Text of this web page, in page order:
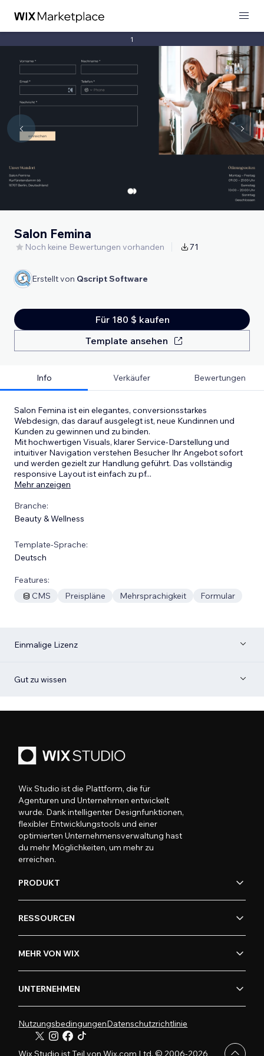
1
Salon Femina
Noch keine Bewertungen vorhanden 71
Erstellt von Qscript Software
Für 180 $ kaufen
Template ansehen
Info Verkäufer Bewertungen
Salon Femina ist ein elegantes, conversionsstarkes
Webdesign, das darauf ausgelegt ist, neue Kundinnen und
Kunden zu gewinnen und zu binden.
Mit hochwertigen Visuals, klarer Service-Darstellung und
intuitiver Navigation verstehen Besucher Ihr Angebot sofort
und werden gezielt zur Handlung geführt. Das vollständig
responsive Layout ist einfach zu pf...
Mehr anzeigen
Branche:
Beauty & Wellness
Template-Sprache:
Deutsch
Features:
CMS
Preispläne Mehrsprachigkeit Formular
Einmalige Lizenz
Gut zu wissen
Wix Studio ist die Plattform, die für
Agenturen und Unternehmen entwickelt
wurde. Dank intelligenter Designfunktionen,
flexibler Entwicklungstools und einer
optimierten Unternehmensverwaltung hast
du mehr Möglichkeiten, um mehr zu
erreichen.
PRODUKT
RESSOURCEN
MEHR VON WIX
UNTERNEHMEN
NutzungsbedingungenDatenschutzrichtlinie
Wix Studio ist Teil von Wix.com Ltd. © 2006-2026